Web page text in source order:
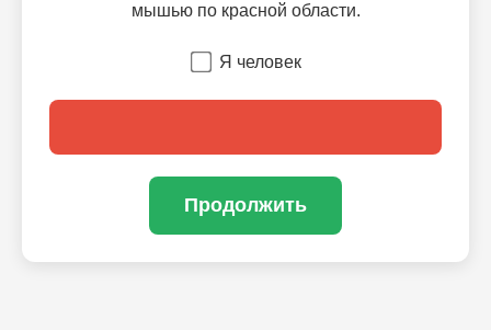
мышью по красной области.
Я человек
Продолжить